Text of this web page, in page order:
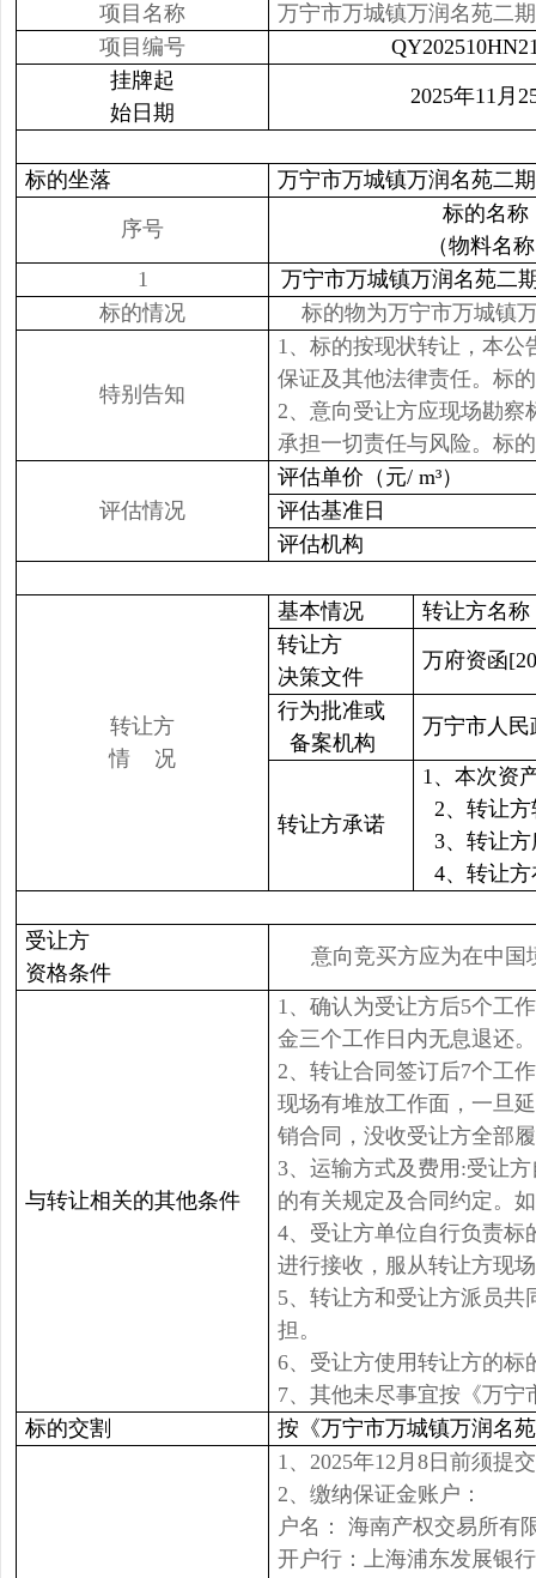
项目名称
万宁市万城镇万润名苑二
项目编号
挂牌起
始日期
2025年11月
标的坐落 万宁市万城镇万润名苑二
序号
标的名称
（物料名
1
万宁市万城镇万润名苑二
标的情况
标的物为万宁市万城镇
特别告知
1、标的按现状转让，本
保证及其他法律责任。标
2、意向受让方应现场勘
承担一切责任与风险。标
评估情况
评估单价（元/ m³）
评估基准日
评估机构
转让方
情 况
基本情况
转让方名
转让方
决策文件
万府资函
行为批准或
备案机构
万宁市人民
转让方承诺
1、本次资
2、转让
3、转让
4、转让
受让方
资格条件
意向竞买方应为在中国
与转让相关的其他条件
1、确认为受让方后5个工
金三个工作日内无息退还。
2、转让合同签订后7个工
现场有堆放工作面，一旦
销合同，没收受让方全部
3、运输方式及费用:受让
的有关规定及合同约定。
4、受让方单位自行负责
进行接收，服从转让方现
5、转让方和受让方派员
担。
6、受让方使用转让方的标
7、其他未尽事宜按《万
标的交割
按《万宁市万城镇万润名
1、2025年12月8日前须提
2、缴纳保证金账户：
户名： 海南产权交易所有
开户行：上海浦东发展银